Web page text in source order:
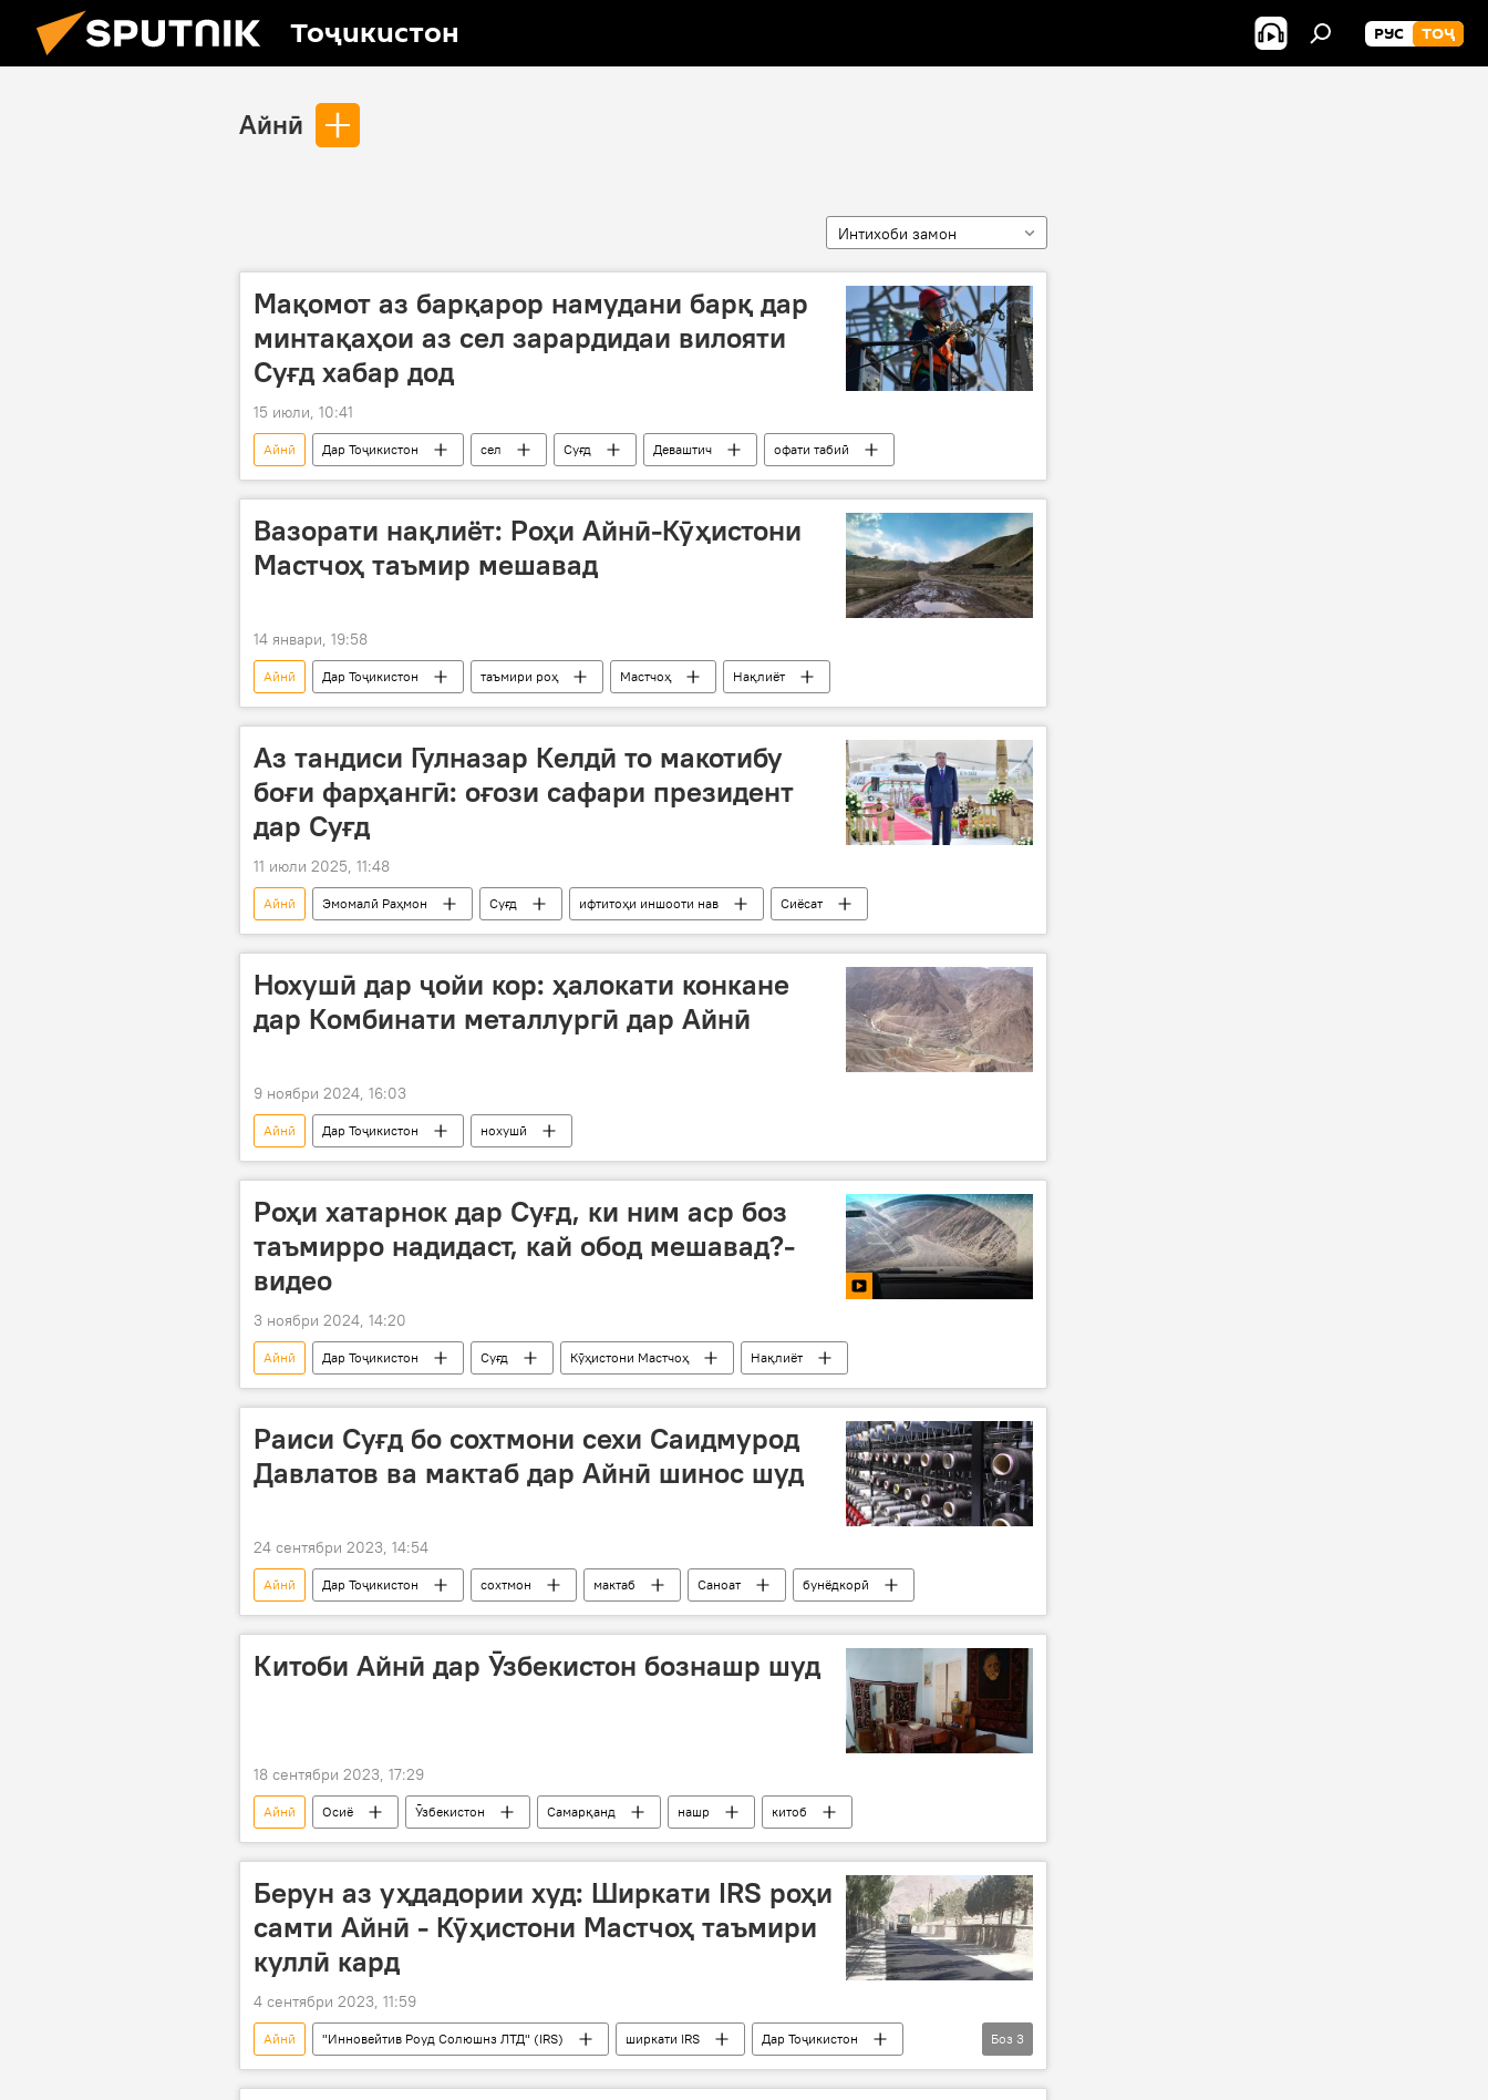
Тоҷикистон РУС ТОҶ
Айнӣ
Интихоби замон
Мақомот аз барқарор намудани барқ дар
минтақаҳои аз сел зарардидаи вилояти
Суғд хабар дод
15 июли, 10:41
Айнӣ Дар Тоҷикистон сел Суғд Деваштич офати табиӣ
Вазорати нақлиёт: Роҳи Айнӣ-Кӯҳистони
Мастчоҳ таъмир мешавад
14 январи, 19:58
Айнӣ Дар Тоҷикистон таъмири роҳ Мастчоҳ Нақлиёт
Аз тандиси Гулназар Келдӣ то макотибу
боғи фарҳангӣ: оғози сафари президент
дар Суғд
11 июли 2025, 11:48
Айнӣ Эмомалӣ Раҳмон Суғд ифтитоҳи иншооти нав Сиёсат
Нохушӣ дар ҷойи кор: ҳалокати конкане
дар Комбинати металлургӣ дар Айнӣ
9 ноябри 2024, 16:03
Айнӣ Дар Тоҷикистон нохушӣ
Роҳи хатарнок дар Суғд, ки ним аср боз
таъмирро надидаст, кай обод мешавад?-
видео
3 ноябри 2024, 14:20
Айнӣ Дар Тоҷикистон Суғд Кӯҳистони Мастчоҳ Нақлиёт
Раиси Суғд бо сохтмони сехи Саидмурод
Давлатов ва мактаб дар Айнӣ шинос шуд
24 сентябри 2023, 14:54
Айнӣ Дар Тоҷикистон сохтмон мактаб Саноат бунёдкорӣ
Китоби Айнӣ дар Ӯзбекистон бознашр шуд
18 сентябри 2023, 17:29
Айнӣ Осиё Ӯзбекистон Самарқанд нашр китоб
Берун аз уҳдадории худ: Ширкати IRS роҳи
самти Айнӣ - Кӯҳистони Мастчоҳ таъмири
куллӣ кард
4 сентябри 2023, 11:59
Айнӣ "Инновейтив Роуд Солюшнз ЛТД" (IRS) ширкати IRS
Дар Тоҷикистон
роҳ
таъмир Кӯҳистони Мастчоҳ
Боз 3